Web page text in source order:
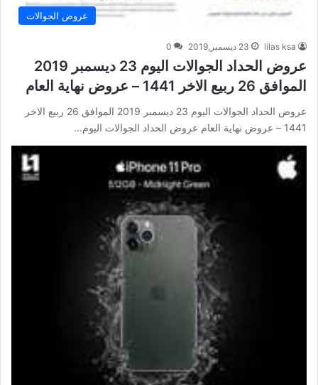
عروض الجوالات
lilas ksa 23 ديسمبر,2019 0
عروض الحداد الجوالات اليوم 23 ديسمبر 2019
الموافق 26 ربيع الاخر 1441 – عروض نهاية العام
عروض الحداد الجوالات اليوم 23 ديسمبر 2019 الموافق 26 ربيع الاخر
1441 – عروض نهاية العام عروض الحداد الجوالات اليوم…